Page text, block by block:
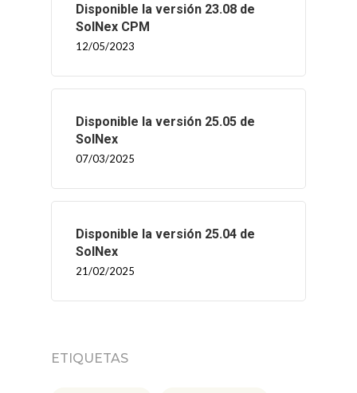
Disponible la versión 23.08 de
SolNex CPM
12/05/2023
Disponible la versión 25.05 de
SolNex
07/03/2025
Disponible la versión 25.04 de
SolNex
21/02/2025
ETIQUETAS